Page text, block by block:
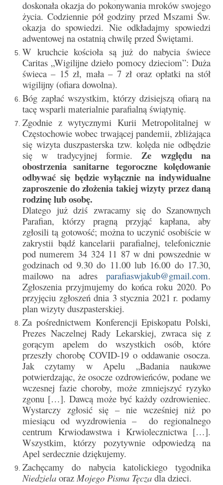
Sakrament małżeństwa
Sakrament kapłaństwa
Sakrament namaszczenia chorych
Galeria
Galerie 2026
Niedziela Palmowa 29.03.2026
Wielki Czwartek 02.04.2026
Wielki Piątek 03.04.2026
Wielka Sobota 04.04.2026
Godzina Miłosierdzia 12.04.2026
Galerie 2025
Pożegnanie Ks. Mateusza 29.06.2025
Zakończenie Oktawy Bożego Ciała
26.06.2025
Galerie 2024
Niedziela Palmowa 24.03.2024
Wigilia Paschalna 30.03.2024
Odpust 2024
Galerie 2023
Bierzmowanie 27.11.2023
Odpust 2023
Zakończenie oktawy 2023
Niedziela Palmowa 2023
Galerie 2022
doskonała okazja do pokonywania mroków swojego
życia. Codziennie pół godziny przed Mszami Św.
okazja do spowiedzi. Nie odkładajmy spowiedzi
adwentowej na ostatnią chwilę przed Świętami.
W kruchcie kościoła są już do nabycia świece
Caritas „Wigilijne dzieło pomocy dzieciom”: Duża
świeca – 15 zł, mała – 7 zł oraz opłatki na stół
wigilijny (ofiara dowolna).
Bóg zapłać wszystkim, którzy dzisiejszą ofiarą na
tacę wsparli materialnie parafialną świątynię.
Zgodnie z wytycznymi Kurii Metropolitalnej w
Częstochowie wobec trwającej pandemii, zbliżająca
się wizyta duszpasterska tzw. kolęda nie odbędzie
się w tradycyjnej formie.Ze względu na
obostrzenia sanitarne tegoroczne kolędowanie
odbywać się będzie wyłącznie na indywidualne
zaproszenie do złożenia takiej wizyty przez daną
rodzinę lub osobę.
Dlatego już dziś zwracamy się do Szanownych
Parafian, którzy pragną przyjąć kapłana, aby
zgłosili tą gotowość; można to uczynić osobiście w
zakrystii bądź kancelarii parafialnej, telefonicznie
pod numerem 34 324 11 87 w dni powszednie w
godzinach od 9.30 do 11.00 lub 16.00 do 17.30,
mailowo na adres parafiaswjakub@gmail.com.
Zgłoszenia przyjmujemy do końca roku 2020. Po
przyjęciu zgłoszeń dnia 3 stycznia 2021 r. podamy
plan wizyty duszpasterskiej.
Za pośrednictwem Konferencji Episkopatu Polski,
Prezes Naczelnej Rady Lekarskiej, zwraca się z
gorącym apelem do wszystkich osób, które
przeszły chorobę COVID-19 o oddawanie osocza.
Jak czytamy w Apelu „Badania naukowe
potwierdzając, że osocze ozdrowieńców, podane we
wczesnej fazie choroby, może zmniejszyć ryzyko
zgonu […]. Dawcą może być każdy ozdrowieniec.
Wystarczy zgłosić się – nie wcześniej niż po
miesiącu od wyzdrowienia – do regionalnego
centrum Krwiodawstwa i Krwiolecznictwa […].
Wszystkim, którzy pozytywnie odpowiedzą na
Apel serdecznie dziękujemy.
Zachęcamy do nabycia katolickiego tygodnika
Niedziela oraz Mojego Pisma Tęcza dla dzieci.